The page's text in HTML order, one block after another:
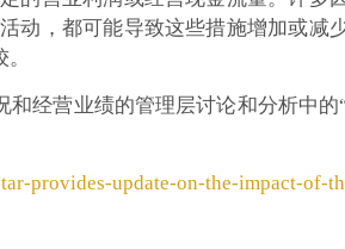
动，都可能导致这些措施增加或减
经营业绩的管理层讨论和分析中的
provides-update-on-the-impact-of-